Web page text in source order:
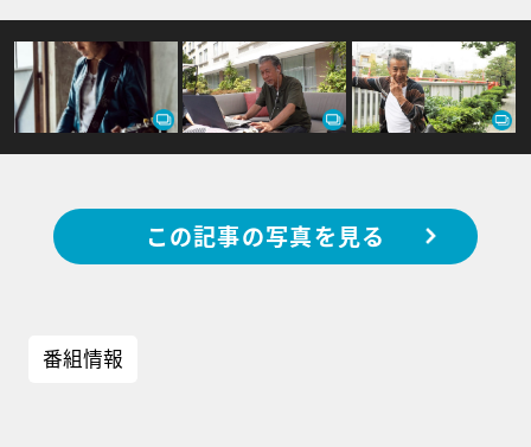
この記事の写真を見る
番組情報